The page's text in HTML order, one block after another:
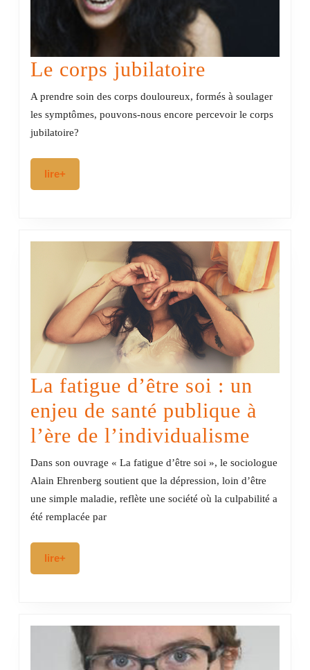
Le corps jubilatoire
corps
jubilatoire
A prendre soin des corps douloureux, formés à soulager
les symptômes, pouvons-nous encore percevoir le corps
jubilatoire?
lire+
La fatigue d’être soi : un
enjeu de santé publique à
l’ère de l’individualisme
fatigue
d’être
soi
Dans son ouvrage « La fatigue d’être soi », le sociologue
Alain Ehrenberg soutient que la dépression, loin d’être
une simple maladie, reflète une société où la culpabilité a
été remplacée par
lire+